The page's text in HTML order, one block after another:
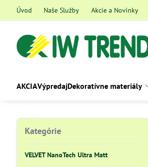
Úvod Naše Služby Akcie a Novinky
AKCIAVýpredajDekoratívne materiály
Kategórie
VELVET NanoTech Ultra Matt